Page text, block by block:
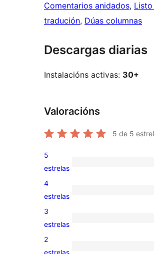
Comentarios anidados,
tradución, Dúas columnas
Descargas diarias
Instalacións activas: 30+
Valoracións
5 de 5
1
valoración
de
5
estrelas
0
valoracións
de
4
estrelas
0
valoracións
de
3
estrelas
0
2
estrelas